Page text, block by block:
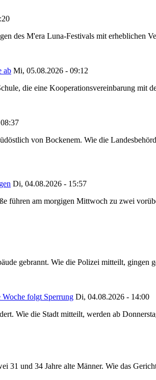
des M'era Luna-Festivals mit erheblichen
ab Mi, 05.08.2026 - 09:12
die eine Kooperationsvereinbarung mit
von Bockenem. Wie die
Di, 04.08.2026 - 15:57
führen am morgigen Mittwoch zu zwei
gebrannt. Wie die Polizei mitteilt,
folgt Sperrung Di, 04.08.2026 - 14:00
Wie die Stadt mitteilt, werden ab
31 und 34 Jahre alte Männer. Wie das